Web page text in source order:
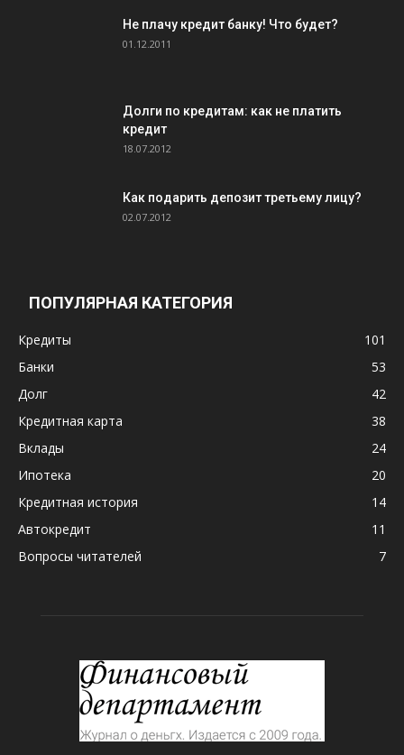
Не плачу кредит банку! Что будет?
01.12.2011
Долги по кредитам: как не платить
кредит
18.07.2012
Как подарить депозит третьему лицу?
02.07.2012
ПОПУЛЯРНАЯ КАТЕГОРИЯ
Кредиты
101
Банки
53
Долг
42
Кредитная карта
38
Вклады
24
Ипотека
20
Кредитная история
14
Автокредит
11
Вопросы читателей
7